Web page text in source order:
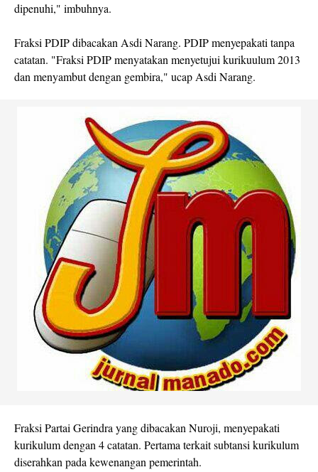
dipenuhi," imbuhnya.
Fraksi PDIP dibacakan Asdi Narang. PDIP menyepakati tanpa
catatan. "Fraksi PDIP menyatakan menyetujui kurikuulum 2013
dan menyambut dengan gembira," ucap Asdi Narang.
Fraksi Partai Gerindra yang dibacakan Nuroji, menyepakati
kurikulum dengan 4 catatan. Pertama terkait subtansi kurikulum
diserahkan pada kewenangan pemerintah.